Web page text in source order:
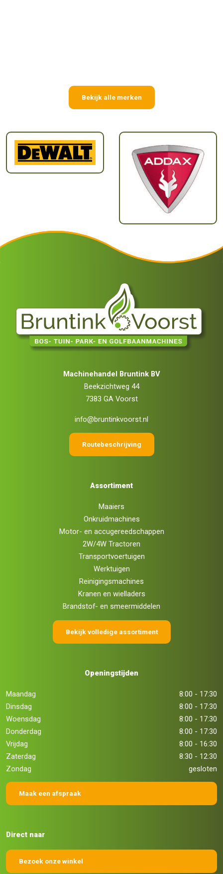
Bekijk alle merken
Machinehandel Bruntink BV
Beekzichtweg 44
7383 GA Voorst
info@bruntinkvoorst.nl
Routebeschrijving
Assortiment
Maaiers
Onkruidmachines
Motor- en accugereedschappen
2W/4W Tractoren
Transportvoertuigen
Werktuigen
Reinigingsmachines
Kranen en wielladers
Brandstof- en smeermiddelen
Bekijk volledige assortiment
Openingstijden
Maandag
8:00 - 17:30
Dinsdag
8:00 - 17:30
Woensdag
8:00 - 17:30
Donderdag
8:00 - 17:30
Vrijdag
8:00 - 16:30
Zaterdag
8:30 - 12:30
Zondag
gesloten
Maak een afspraak
Direct naar
Bezoek onze winkel